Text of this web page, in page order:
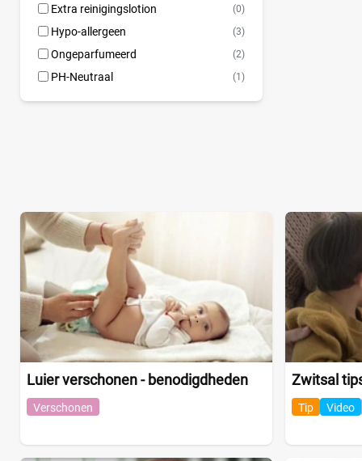
Extra reinigingslotion (0)
Hypo-allergeen (3)
Ongeparfumeerd (2)
PH-Neutraal (1)
Luier verschonen - benodigdheden
Verschonen
Zwitsal
Tip Video